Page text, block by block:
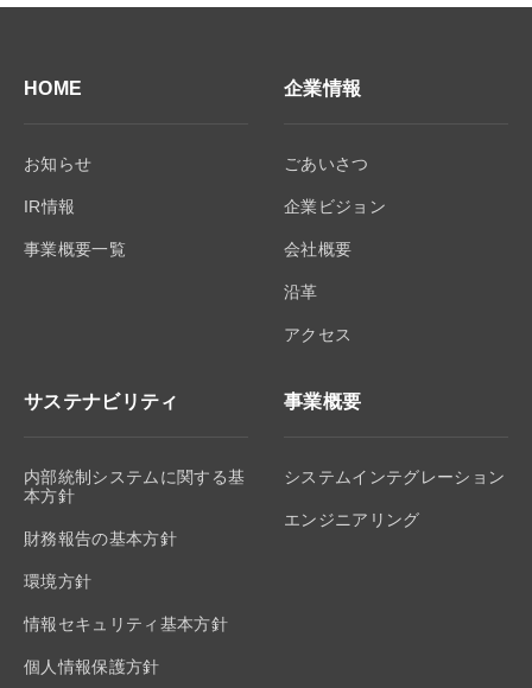
HOME
お知らせ
IR情報
事業概要一覧
企業情報
ごあいさつ
企業ビジョン
会社概要
沿革
アクセス
サステナビリティ
内部統制システムに関する基
本方針
財務報告の基本方針
環境方針
情報セキュリティ基本方針
個人情報保護方針
事業概要
システムインテグレーション
エンジニアリング